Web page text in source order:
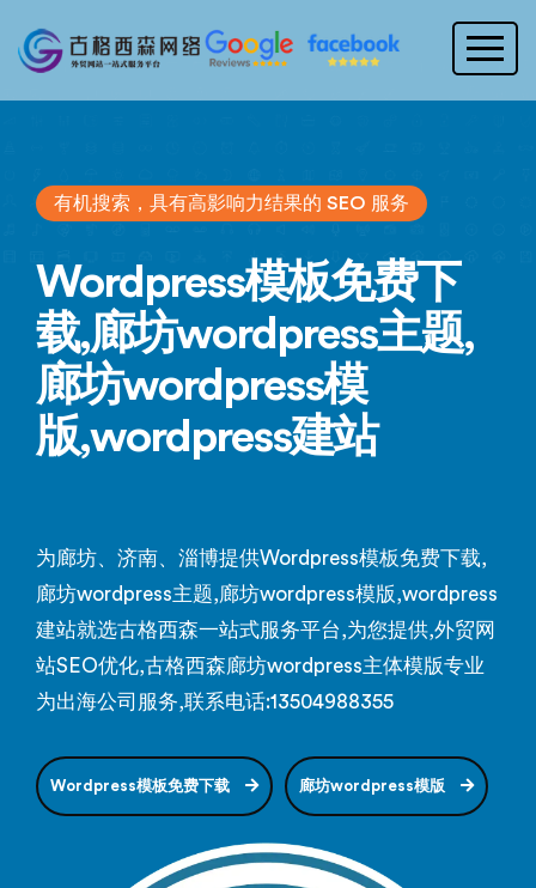
有机搜索，具有高影响力结果的 SEO 服务
Wordpress模板免费下
载,廊坊wordpress主题,
廊坊wordpress模
版,wordpress建站
为廊坊、济南、淄博提供Wordpress模板免费下载,
廊坊wordpress主题,廊坊wordpress模版,wordpress
建站就选古格西森一站式服务平台,为您提供,外贸网
站SEO优化,古格西森廊坊wordpress主体模版专业
为出海公司服务,联系电话:13504988355
Wordpress模板免费下载 廊坊wordpress模版